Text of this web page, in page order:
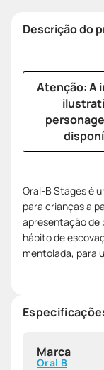
Descrição do
Atenção: A
Oral-B Stages é
para crianças a
apresentação de
hábito de
mentolada, para
Marca
Oral B